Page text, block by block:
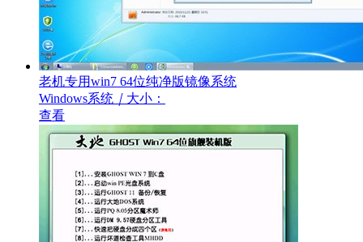
老机专用win7 64位纯净版镜像系统
Windows系统 ｜ 大小：
查看